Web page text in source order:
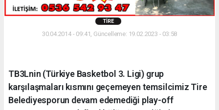
TIRE
30.04.2014 - 09:41, Güncelleme: 19.02.2023 - 03:58
TB3Lnin (Türkiye Basketbol 3. Ligi) grup
karşılaşmaları kısmını geçemeyen temsilcimiz Tire
Belediyesporun devam edemediği play-off